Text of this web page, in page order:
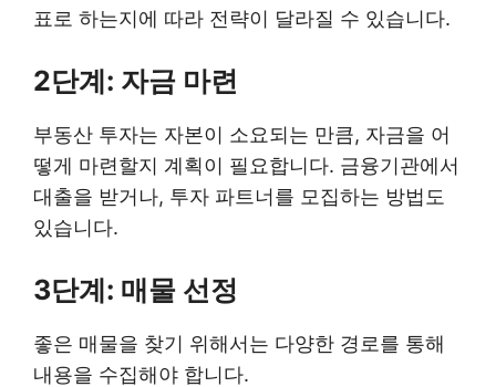
표로 하는지에 따라 전략이 달라질 수 있습니다.
2단계: 자금 마련
부동산 투자는 자본이 소요되는 만큼, 자금을 어
떻게 마련할지 계획이 필요합니다. 금융기관에서
대출을 받거나, 투자 파트너를 모집하는 방법도
있습니다.
3단계: 매물 선정
좋은 매물을 찾기 위해서는 다양한 경로를 통해
내용을 수집해야 합니다.